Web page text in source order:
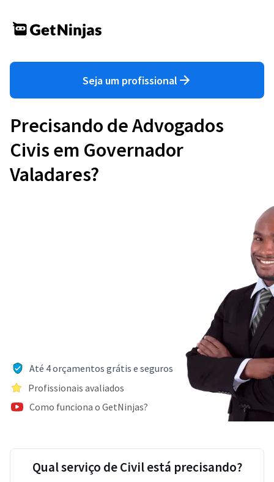
Seja um profissional
Precisando de Advogados
Civis em Governador
Valadares?
Até 4 orçamentos grátis e seguros
Profissionais avaliados
Como funciona o GetNinjas?
Qual serviço de Civil está precisando?